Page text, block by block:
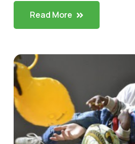
Read More